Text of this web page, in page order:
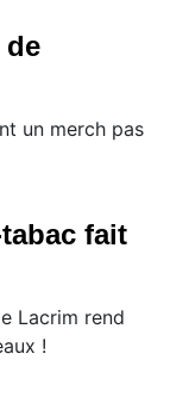
un merch pas
fait
Lacrim rend
!